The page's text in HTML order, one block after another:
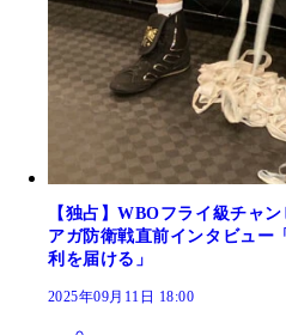
【独占】WBOフライ級チャ
アガ防衛戦直前インタビュー
利を届ける」
2025年09月11日 18:00